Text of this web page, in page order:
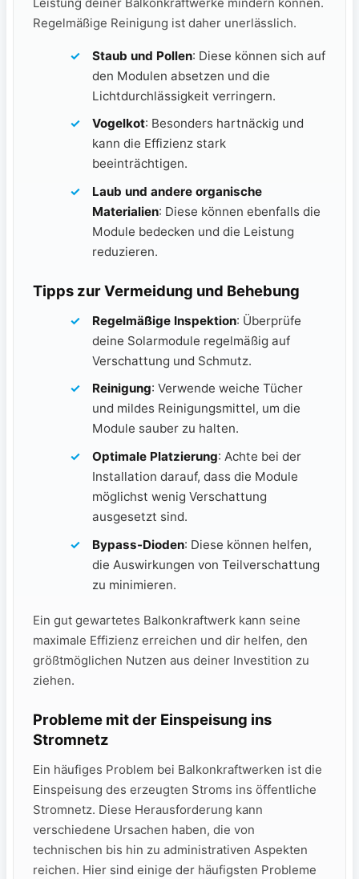
Regelmäßige Reinigung ist daher ‍unerlässlich.
Staub und Pollen: ​Diese können sich auf
den Modulen absetzen und ‌die
Lichtdurchlässigkeit verringern.
Vogelkot: Besonders hartnäckig und
‍kann die Effizienz stark
beeinträchtigen.
Laub und⁢ andere organische⁢
Materialien: Diese können ebenfalls die
Module bedecken und die Leistung
reduzieren.
Tipps‌ zur Vermeidung​ und Behebung
Regelmäßige Inspektion: Überprüfe
deine Solarmodule regelmäßig auf
Verschattung und Schmutz.
Reinigung: ⁤Verwende weiche Tücher
und mildes Reinigungsmittel, um die
Module sauber zu halten.
Optimale Platzierung: Achte bei der⁤
Installation darauf,‌ dass die Module
möglichst⁤ wenig Verschattung ​
ausgesetzt ‌sind.
Bypass-Dioden: Diese können helfen,
die Auswirkungen von Teilverschattung
zu minimieren.
Ein gut gewartetes Balkonkraftwerk kann⁤ seine
maximale⁣ Effizienz erreichen und dir helfen, den
größtmöglichen Nutzen aus deiner Investition zu
ziehen.
Probleme mit der Einspeisung ins
Stromnetz
Ein häufiges Problem bei Balkonkraftwerken ist‍ die
Einspeisung des erzeugten Stroms ins öffentliche
Stromnetz. Diese Herausforderung kann
verschiedene Ursachen‌ haben, die von
technischen ‍bis hin zu administrativen Aspekten
reichen. Hier sind einige der häufigsten Probleme